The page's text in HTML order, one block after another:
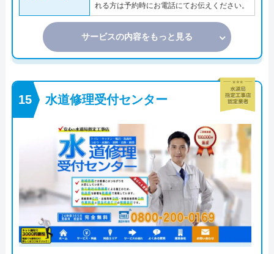
れる方は予約時にお電話にてお伝えください。
サービスの内容をもっと見る
水道修理受付センター